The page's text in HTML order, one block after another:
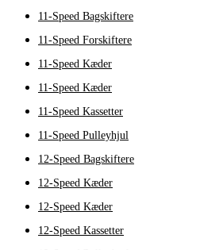
11-Speed Bagskiftere
11-Speed Forskiftere
11-Speed Kæder
11-Speed Kæder
11-Speed Kassetter
11-Speed Pulleyhjul
12-Speed Bagskiftere
12-Speed Kæder
12-Speed Kæder
12-Speed Kassetter